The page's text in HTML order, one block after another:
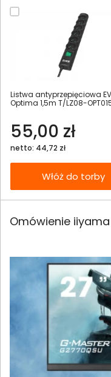
Listwa antyprzepięciowa
Optima 1,5m T/LZ08-
55,00 zł
netto: 44,72 zł
Włóż do torby
Omówienie